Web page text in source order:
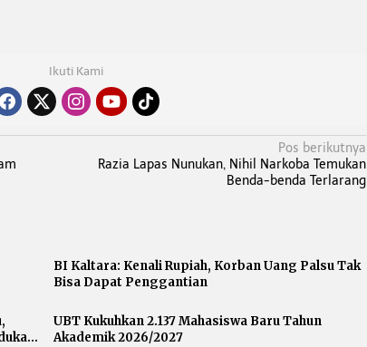
Ikuti Kami
Pos berikutnya
Razia Lapas Nunukan, Nihil Narkoba Temukan
Benda-benda Terlarang
BI Kaltara: Kenali Rupiah, Korban Uang Palsu Tak
Bisa Dapat Penggantian
UBT Kukuhkan 2.137 Mahasiswa Baru Tahun
Akademik 2026/2027